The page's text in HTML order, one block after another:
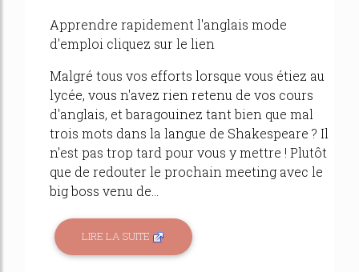
Apprendre rapidement l'anglais mode
d'emploi cliquez sur le lien
Malgré tous vos efforts lorsque vous étiez au
lycée, vous n'avez rien retenu de vos cours
d'anglais, et baragouinez tant bien que mal
trois mots dans la langue de Shakespeare ? Il
n'est pas trop tard pour vous y mettre ! Plutôt
que de redouter le prochain meeting avec le
big boss venu de...
LIRE LA SUITE